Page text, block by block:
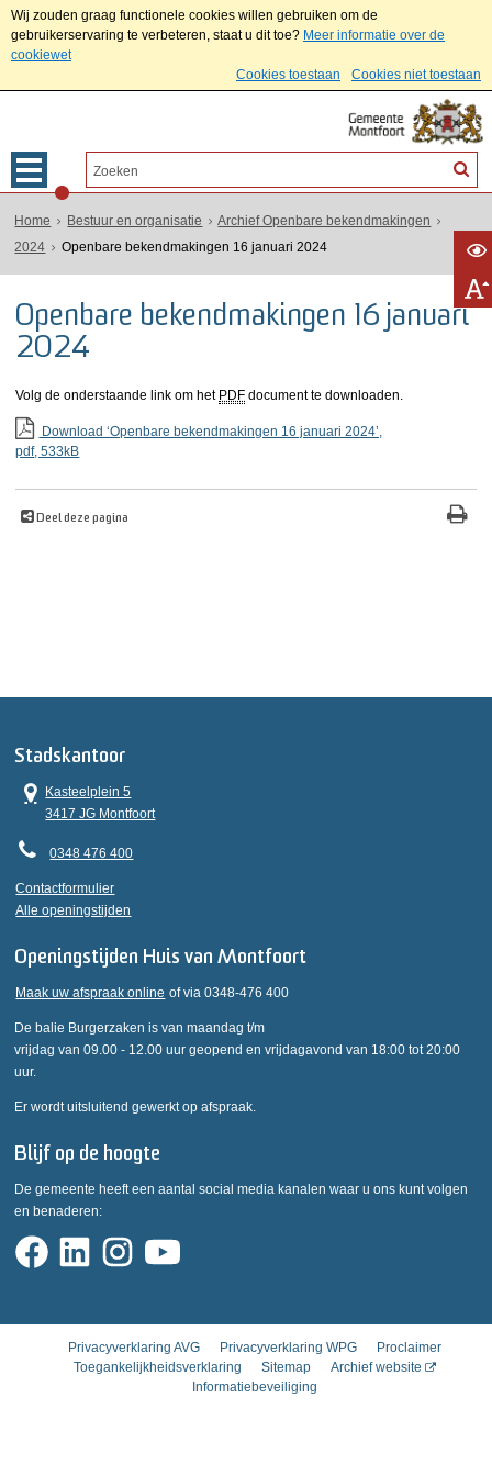
Wij zouden graag functionele cookies willen gebruiken om de
gebruikerservaring te verbeteren, staat u dit toe? Meer informatie over de
cookiewet
Cookies toestaan
Cookies niet toestaan
Home Bestuur en organisatie
Archief Openbare bekendmakingen
2024
Openbare bekendmakingen 16 januari 2024
Openbare bekendmakingen 16 januari
2024
Volg de onderstaande link om het PDF document te downloaden.
Download ‘Openbare bekendmakingen 16 januari 2024’,
pdf, 533kB
Deel deze pagina
Stadskantoor
Kasteelplein 5
3417 JG Montfoort
0348 476 400
Contactformulier
Alle openingstijden
Openingstijden Huis van Montfoort
Maak uw afspraak online of via 0348-476 400
De balie Burgerzaken is van maandag t/m
vrijdag van 09.00 - 12.00 uur geopend en vrijdagavond van 18:00 tot 20:00
uur.
Er wordt uitsluitend gewerkt op afspraak.
Blijf op de hoogte
De gemeente heeft een aantal social media kanalen waar u ons kunt volgen
en benaderen:
Privacyverklaring AVG Privacyverklaring WPG
Proclaimer
Toegankelijkheidsverklaring
Sitemap
Archief website
Informatiebeveiliging